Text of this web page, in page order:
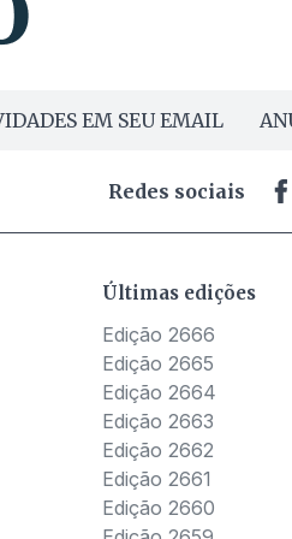
EM SEU EMAIL
Redes sociais
Últimas edições
Edição 2666
Edição 2665
Edição 2664
Edição 2663
Edição 2662
Edição 2661
Edição 2660